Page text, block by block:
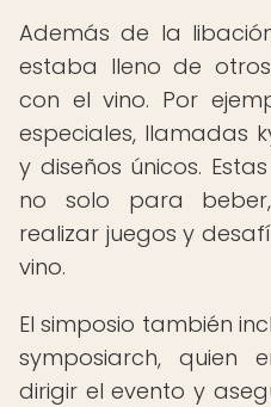
Además de la
estaba lleno de
con el vino. Por
especiales, llamadas
y diseños únicos.
no solo para
realizar juegos y
vino.
El simposio también
symposiarch, quien
dirigir el evento y